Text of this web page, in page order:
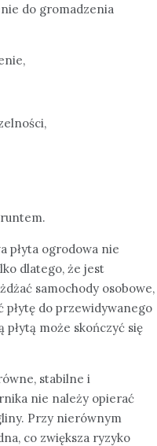
do gromadzenia
płyta ogrodowa nie
dlatego, że jest
samochody osobowe,
płytę do przewidywanego
płytą może skończyć się
stabilne i
nie należy opierać
Przy nierównym
co zwiększa ryzyko